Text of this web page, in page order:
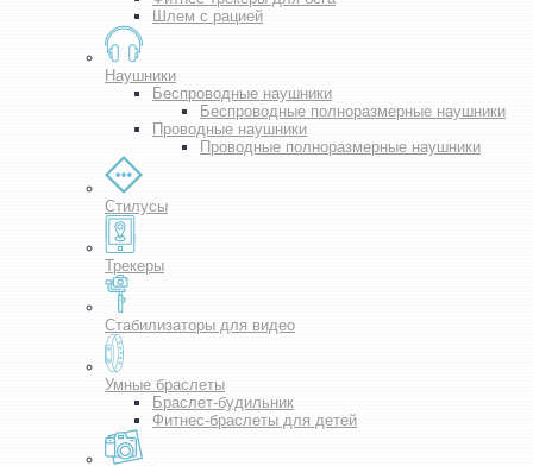
Шлем с рацией
Наушники
Беспроводные наушники
Беспроводные полноразмерные наушники
Проводные наушники
Проводные полноразмерные наушники
Стилусы
Трекеры
Стабилизаторы для видео
Умные браслеты
Браслет-будильник
Фитнес-браслеты для детей